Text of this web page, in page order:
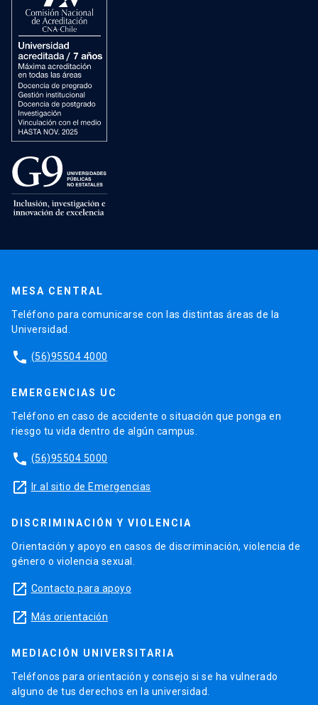
MESA CENTRAL
Teléfono para comunicarse con las distintas áreas de la
Universidad.
phone (56)95504 4000
EMERGENCIAS UC
Teléfono en caso de accidente o situación que ponga en
riesgo tu vida dentro de algún campus.
phone (56)95504 5000
launch Ir al sitio de Emergencias
DISCRIMINACIÓN Y VIOLENCIA
Orientación y apoyo en casos de discriminación, violencia de
género o violencia sexual.
launch Contacto para apoyo
launch Más orientación
MEDIACIÓN UNIVERSITARIA
Teléfonos para orientación y consejo si se ha vulnerado
alguno de tus derechos en la universidad.